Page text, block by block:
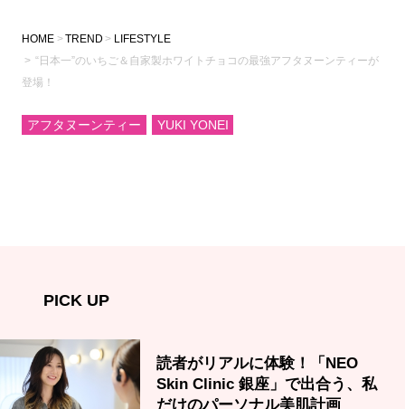
HOME TREND
LIFESTYLE
“日本一”のいちご＆自家製ホワイトチョコの最強アフタヌーンティーが
登場！
アフタヌーンティー YUKI YONEI
PICK UP
読者がリアルに体験！「NEO
Skin Clinic 銀座」で出合う、私
だけのパーソナル美肌計画